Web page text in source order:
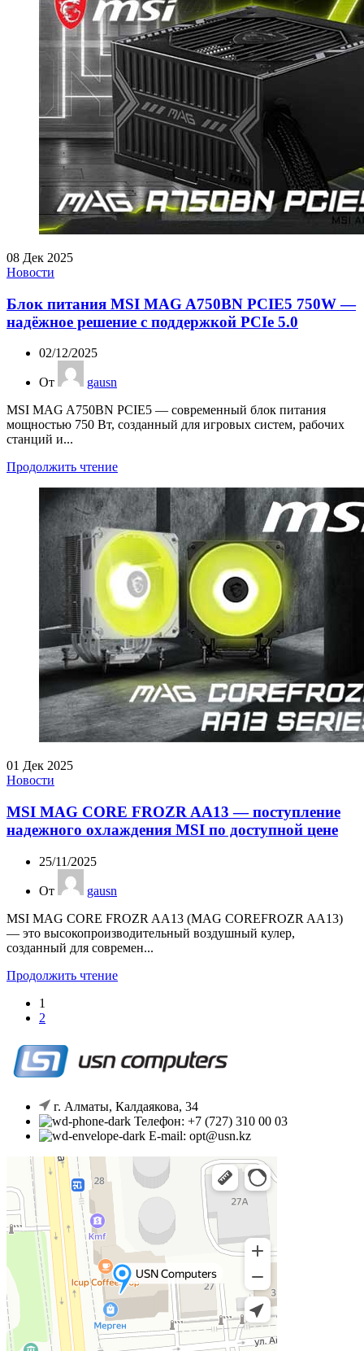
08 Дек 2025
Новости
Блок питания MSI MAG A750BN PCIE5 750W —
надёжное решение с поддержкой PCIe 5.0
02/12/2025
От
gausn
MSI MAG A750BN PCIE5 — современный блок питания
мощностью 750 Вт, созданный для игровых систем, рабочих
станций и...
Продолжить чтение
01 Дек 2025
Новости
MSI MAG CORE FROZR AA13 — поступление
надежного охлаждения MSI по доступной цене
25/11/2025
От
gausn
MSI MAG CORE FROZR AA13 (MAG COREFROZR AA13)
— это высокопроизводительный воздушный кулер,
созданный для современ...
Продолжить чтение
1
2
г. Алматы, Калдаякова, 34
Телефон: +7 (727) 310 00 03
E-mail: opt@usn.kz